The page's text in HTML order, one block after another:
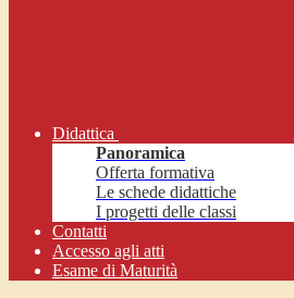
Didattica
Panoramica
Offerta formativa
Le schede didattiche
I progetti delle classi
Contatti
Accesso agli atti
Esame di Maturità